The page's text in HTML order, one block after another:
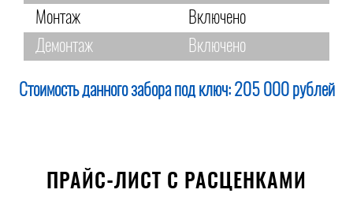
Монтаж
Включено
Демонтаж
Включено
Стоимость данного забора под ключ: 205 000 рублей
ПРАЙС-ЛИСТ С РАСЦЕНКАМИ